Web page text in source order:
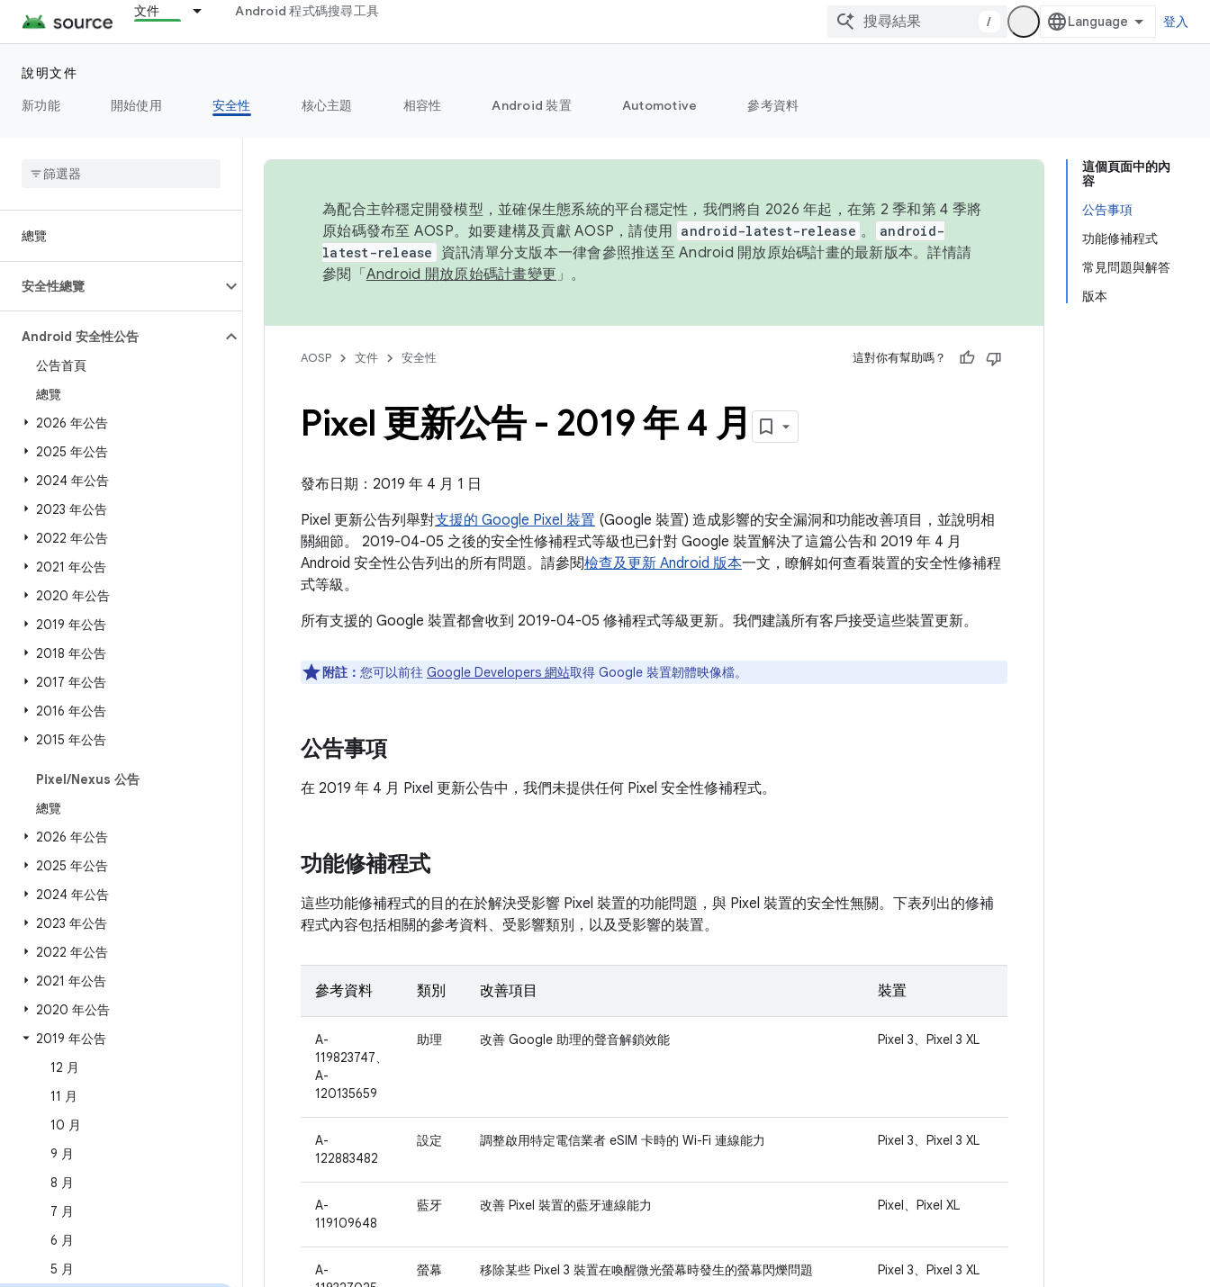
文件 Android 程式碼搜尋工具
/ 登入
說明文件
新功能
開始使用 安全性 核心主題 相容性 Android 裝置 Automotive 參考資料
總覽
安全性總覽
Android 安全性公告
公告首頁
總覽
2026 年公告
2025 年公告
2024 年公告
2023 年公告
2022 年公告
2021 年公告
2020 年公告
2019 年公告
2018 年公告
2017 年公告
2016 年公告
2015 年公告
Pixel/Nexus 公告
總覽
2026 年公告
2025 年公告
2024 年公告
2023 年公告
2022 年公告
2021 年公告
2020 年公告
2019 年公告
12 月
11 月
10 月
9 月
8 月
7 月
6 月
5 月
這個頁面中的內
容
公告事項
功能修補程式
常見問題與解答
版本
為配合主幹穩定開發模型，並確保生態系統的平台穩定性，我們將自 2026 年起，在第 2 季和第 4 季將
原始碼發布至 AOSP。如要建構及貢獻 AOSP，請使用 android-latest-release 。
android-
latest-release
資訊清單分支版本一律會參照推送至 Android 開放原始碼計畫的最新版本。詳情請
參閱「 Android 開放原始碼計畫變更 」。
AOSP 文件 安全性 這對你有幫助嗎？
Pixel 更新公告 - 2019 年 4 月
發布日期：2019 年 4 月 1 日
Pixel 更新公告列舉對支援的 Google Pixel 裝置 (Google 裝置) 造成影響的安全漏洞和功能改善項目，並說明相
關細節。 2019-04-05 之後的安全性修補程式等級也已針對 Google 裝置解決了這篇公告和 2019 年 4 月
Android 安全性公告列出的所有問題。請參閱檢查及更新 Android 版本一文，瞭解如何查看裝置的安全性修補程
式等級。
所有支援的 Google 裝置都會收到 2019-04-05 修補程式等級更新。我們建議所有客戶接受這些裝置更新。
附註： 您可以前往 Google Developers 網站取得 Google 裝置韌體映像檔。
公告事項
在 2019 年 4 月 Pixel 更新公告中，我們未提供任何 Pixel 安全性修補程式。
功能修補程式
這些功能修補程式的目的在於解決受影響 Pixel 裝置的功能問題，與 Pixel 裝置的安全性無關。下表列出的修補
程式內容包括相關的參考資料、受影響類別，以及受影響的裝置。
參考資料 類別 改善項目 裝置
A-
119823747、
A-
120135659
助理 改善 Google 助理的聲音解鎖效能 Pixel 3、Pixel 3 XL
A-
122883482
設定 調整啟用特定電信業者 eSIM 卡時的 Wi-Fi 連線能力 Pixel 3、Pixel 3 XL
A-
119109648
藍牙 改善 Pixel 裝置的藍牙連線能力 Pixel、Pixel XL
A-
螢幕 移除某些 Pixel 3 裝置在喚醒微光螢幕時發生的螢幕閃爍問題 Pixel 3、Pixel 3 XL